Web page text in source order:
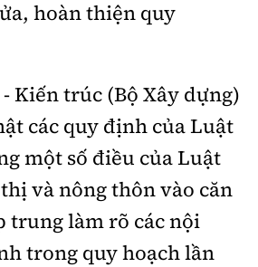
hoàn thiện quy
Kiến trúc (Bộ Xây dựng)
các quy định của Luật
một số điều của Luật
và nông thôn vào căn
trung làm rõ các nội
trong quy hoạch lần